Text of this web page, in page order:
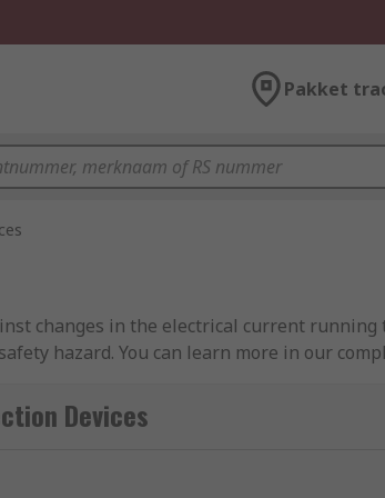
Pakket
changes in the electrical current
hazard. You can learn more in our
and surge arresters.
Devices